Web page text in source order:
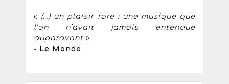
« (…) un plaisir rare : une musique que
l’on n’avait jamais entendue
auparavant»
- Le Monde